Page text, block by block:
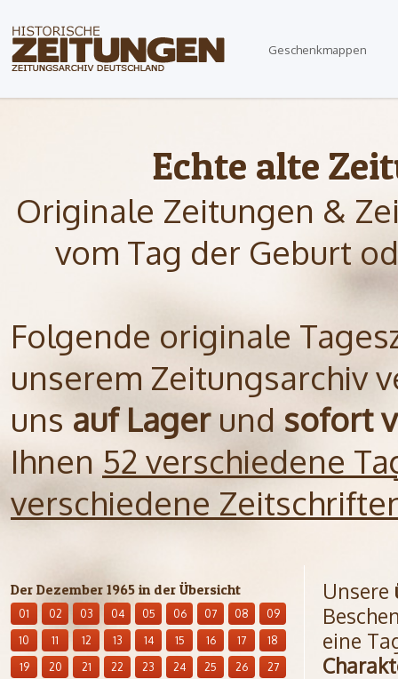
Geschenkmappen
Echte alte
Originale Zeitungen &
vom Tag der Geburt
Folgende originale
unserem Zeitungsarchiv
uns auf Lagerund sofort
Ihnen 52 verschiedene
verschiedene
Der Dezember 1965 in der Übersicht
01 02 03 04 05 06 07 08
09
10
11 12 13 14 15 16 17
18
19
20 21 22 23 24 25 26
27
Unsere
eine